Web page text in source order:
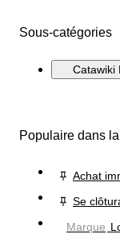
Sous-catégories
Catawiki
Populaire dans
Achat
Se
Marque